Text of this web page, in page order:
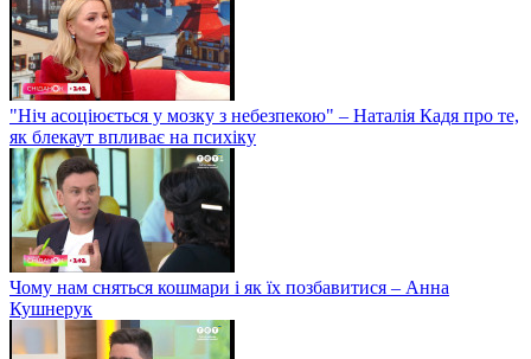
"Ніч асоціюється у мозку з небезпекою" – Наталія Кадя про те,
як блекаут впливає на психіку
Чому нам сняться кошмари і як їх позбавитися – Анна
Кушнерук